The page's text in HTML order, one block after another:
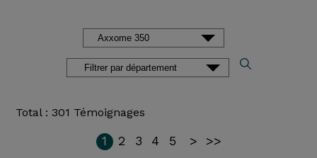
Total : 301 Témoignages
1 2 3 4 5 > >>